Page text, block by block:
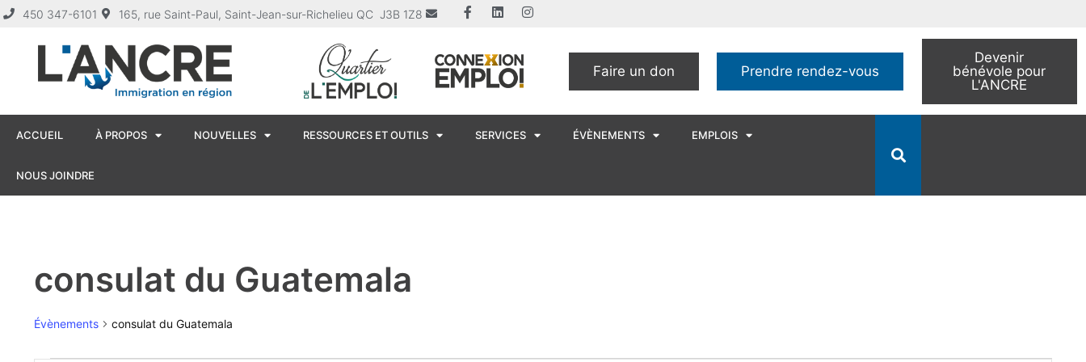
450 347-6101 165, rue Saint-Paul, Saint-Jean-sur-Richelieu QC J3B 1Z8
Faire un don Prendre rendez-vous
Devenir
bénévole pour
L'ANCRE
ACCUEIL À PROPOS NOUVELLES RESSOURCES ET OUTILS SERVICES ÉVÈNEMENTS EMPLOIS
NOUS JOINDRE
consulat du Guatemala
Évènements consulat du Guatemala